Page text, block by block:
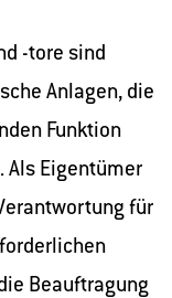
-tore sind
Anlagen, die
Funktion
Als Eigentümer
für
Beauftragung